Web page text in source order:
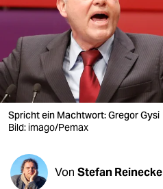
berlin
nord
wahrheit
verlag
verlag
veranstaltungen
shop
Spricht ein Machtwort: Gregor Gysi
Bild: imago/Pemax
Von Stefan Reinecke